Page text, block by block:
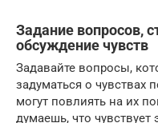
Задание вопросов,
обсуждение чувств
Задавайте вопросы,
задуматься о чувствах
могут повлиять на их
думаешь, что чувствует